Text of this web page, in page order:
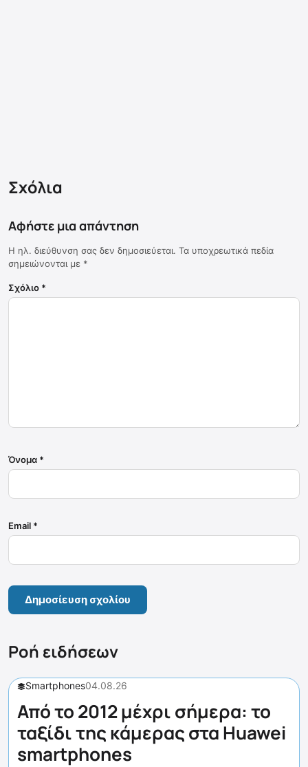
Σχόλια
Αφήστε μια απάντηση
Η ηλ. διεύθυνση σας δεν δημοσιεύεται. Τα υποχρεωτικά πεδία
σημειώνονται με *
Σχόλιο *
Όνομα *
Email *
Ροή ειδήσεων
Smartphones04.08.26
Από το 2012 μέχρι σήμερα: το
ταξίδι της κάμερας στα Huawei
smartphones